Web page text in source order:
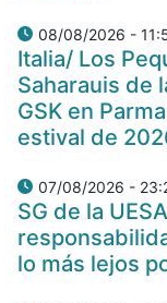
08/08/2026 -
Italia/ Los
Saharauis de
GSK en
estival de
07/08/2026 -
SG de la
lo más lejos